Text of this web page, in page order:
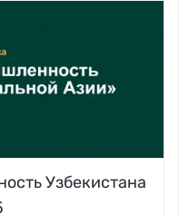
Узбекистана